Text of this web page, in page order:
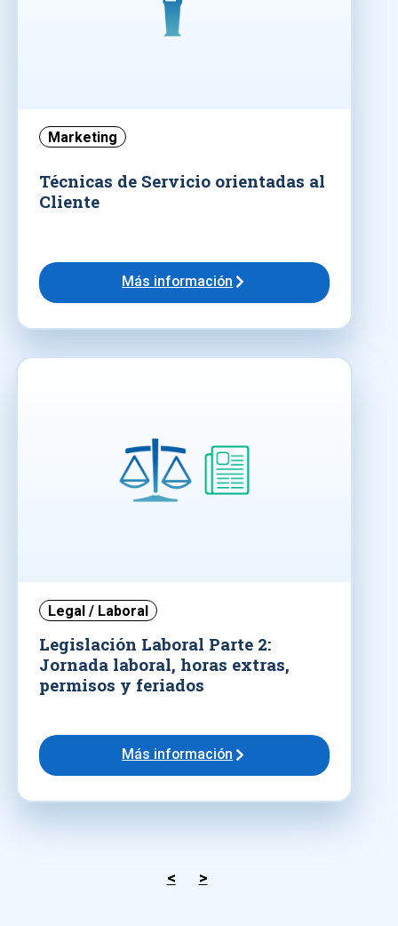
Marketing
Técnicas de Servicio orientadas al
Cliente
Más información
Legal / Laboral
Legislación Laboral Parte 2:
Jornada laboral, horas extras,
permisos y feriados
Más información
< >